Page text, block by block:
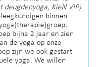
deugdenyoga, KieN VIP)
binnen
bijna 2 jaar en zien
de yoga op onze
zijn we ook gestart
yoga. We willen